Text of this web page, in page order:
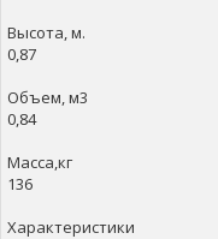
Высота, м.
0,87
Объем, м3
0,84
Масса,кг
136
Характеристики